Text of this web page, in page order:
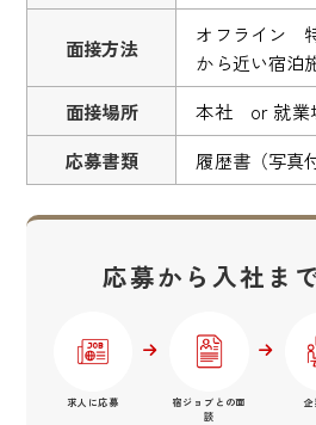
面接方法
オフライン
から近い宿泊
面接場所
本社 or 就業
応募書類
履歴書（写真
応募から入社ま
求人に応募
宿ジョブとの面
談
企